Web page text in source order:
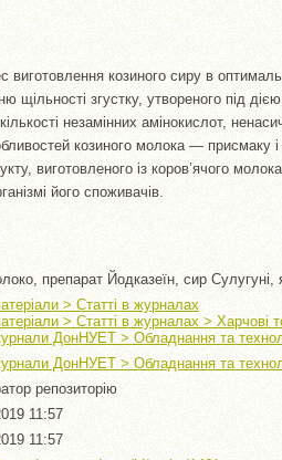
козиного сиру в
згустку, утвореного під
незамінних амінокислот,
козиного молока — присмаку
виготовленого із коров’ячого
його споживачів.
препарат Йодказеїн, сир Сулугуні,
> Статті в журналах
> Статті в журналах > Харчові
ДонНУЕТ > Обладнання та
ДонНУЕТ > Обладнання та
репозиторію
11:57
11:57